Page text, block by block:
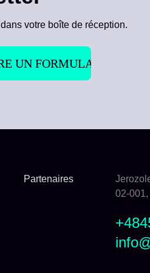
votre boîte de réception.
Partenaires
02-001,